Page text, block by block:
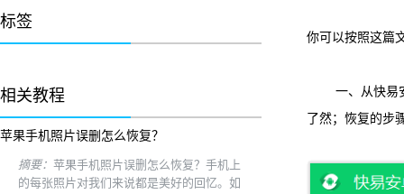
标签
相关教程
苹果手机照片误删怎么恢复？
摘要： 苹果手机照片误删怎么恢复？手机上
的每张照片对我们来说都是美好的回忆。如
你可以按照这篇
一、从快易安
了然；恢复的步